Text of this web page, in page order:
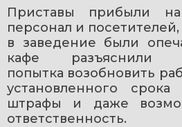
Приставы прибыли
персонал и
в заведение были
кафе разъяснили
попытка возобновить
установленного
штрафы и даже
ответственность.